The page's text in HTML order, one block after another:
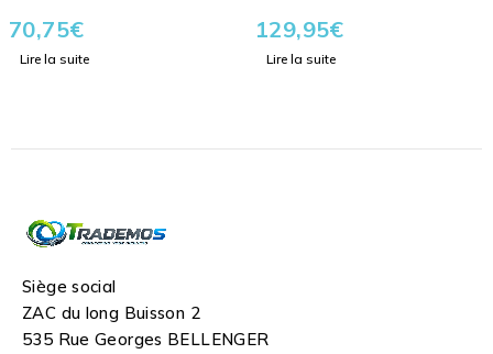
70,75€
Lire la suite
129,95€
Lire la suite
Siège social
ZAC du long Buisson 2
535 Rue Georges BELLENGER